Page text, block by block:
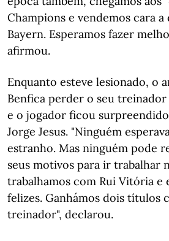
Champions e vendemos cara
Bayern. Esperamos fazer
afirmou.
Enquanto esteve lesionado, o
Benfica perder o seu
e o jogador ficou
Jorge Jesus. "Ninguém
estranho. Mas ninguém pode
seus motivos para ir trabalhar
trabalhamos com Rui Vitória e
felizes. Ganhámos dois títulos
treinador", declarou.